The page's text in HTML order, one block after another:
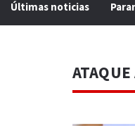
Últimas noticias
ATAQUE